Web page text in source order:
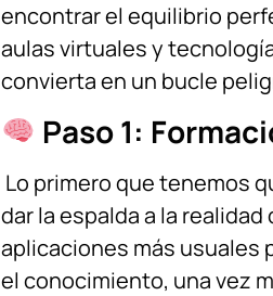
encontrar el equilibrio
aulas virtuales y
convierta en un bucle
Paso 1:
Lo primero que tenemos
dar la espalda a la
aplicaciones más usuales
el conocimiento, una vez